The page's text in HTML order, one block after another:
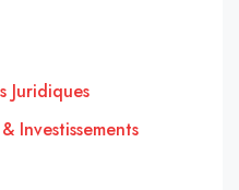
Juridiques
Investissements